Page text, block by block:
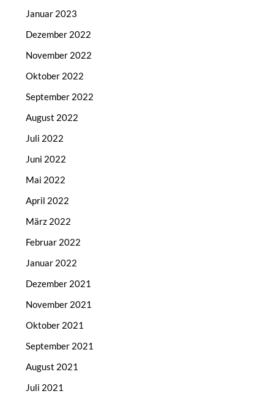
Januar 2023
Dezember 2022
November 2022
Oktober 2022
September 2022
August 2022
Juli 2022
Juni 2022
Mai 2022
April 2022
März 2022
Februar 2022
Januar 2022
Dezember 2021
November 2021
Oktober 2021
September 2021
August 2021
Juli 2021